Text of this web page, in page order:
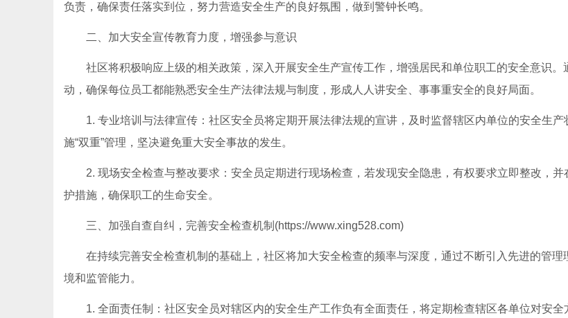
负责，确保责任落实到位，努力营造安全生产的良好氛围，做到警钟长鸣。
二、加大安全宣传教育力度，增强参与意识
社区将积极响应上级的相关政策，深入开展安全生产宣传工作，增强居民和单位职工的安全意识。
动，确保每位员工都能熟悉安全生产法律法规与制度，形成人人讲安全、事事重安全的良好局面。
1. 专业培训与法律宣传：社区安全员将定期开展法律法规的宣讲，及时监督辖区内单位的安全生
施“双重”管理，坚决避免重大安全事故的发生。
2. 现场安全检查与整改要求：安全员定期进行现场检查，若发现安全隐患，有权要求立即整改，并
护措施，确保职工的生命安全。
三、加强自查自纠，完善安全检查机制(https://www.xing528.com)
在持续完善安全检查机制的基础上，社区将加大安全检查的频率与深度，通过不断引入先进的管理
境和监管能力。
1. 全面责任制：社区安全员对辖区内的安全生产工作负有全面责任，将定期检查辖区各单位对安全